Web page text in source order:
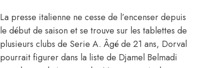
La presse italienne ne cesse de l’encenser depuis
le début de saison et se trouve sur les tablettes de
plusieurs clubs de Serie A. Âgé de 21 ans, Dorval
pourrait figurer dans la liste de Djamel Belmadi